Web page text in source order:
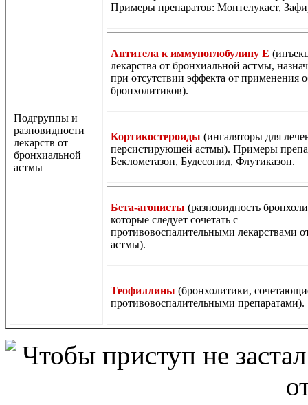
Подгруппы и
разновидности
лекарств от
бронхиальной
астмы
Примеры препаратов: Монтелукаст,
Антитела к иммуноглобулину Е
лекарства от бронхиальной астмы,
при отсутствии эффекта от применения
бронхолитиков).
Кортикостероиды (ингаляторы для
персистирующей астмы). Примеры
Беклометазон, Будесонид, Флутиказон.
Бета-агонисты (разновидность
которые следует сочетать с
противовоспалительными лекарствами
астмы).
Теофиллины (бронхолитики,
противовоспалительными препаратами).